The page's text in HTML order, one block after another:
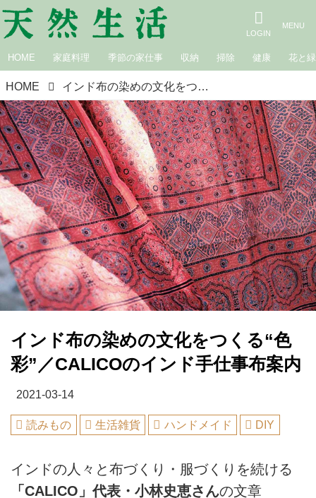
HOME 家庭料理 季節の家仕事 収納 掃除 健康 花と緑
HOME インド布の染めの文化をつくる“色彩”／CALICOのインド手仕事布案内
インド布の染めの文化をつくる“色
彩”／CALICOのインド手仕事布案内
2021-03-14
読みもの 生活雑貨 ハンドメイド DIY
インドの人々と布づくり・服づくりを続ける
「CALICO」代表・小林史恵さんの文章